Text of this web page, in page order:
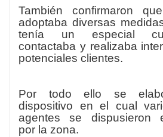
También confirmaron
adoptaba diversas
tenía un especial
contactaba y realizaba
potenciales clientes.
Por todo ello se
dispositivo en el cual
agentes se dispusieron
por la zona.